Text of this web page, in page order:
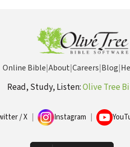
Online Bible|About|Careers|Blog|
Read, Study, Listen:Olive Tree
/ X Instagram